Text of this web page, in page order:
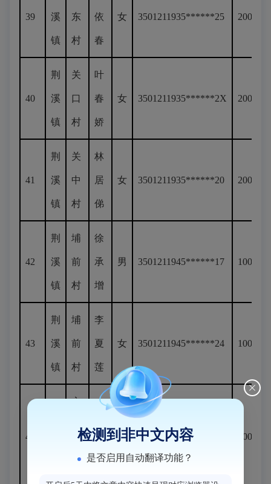
39 溪
镇
东
村
依
春
女 3501211935******25 200
40
荆
溪
镇
关
口
村
叶
春
娇
女 3501211935******2X 200
41
荆
溪
镇
关
中
村
林
居
俤
女 3501211935******20 200
42
荆
溪
镇
埔
前
村
徐
承
增
男 3501211945******17 100
43
荆
溪
镇
埔
前
村
李
夏
莲
女 3501211945******24 100
44
永
丰
光
祥
男 350121194******016 100
检测到非中文内容
是否启用自动翻译功能？